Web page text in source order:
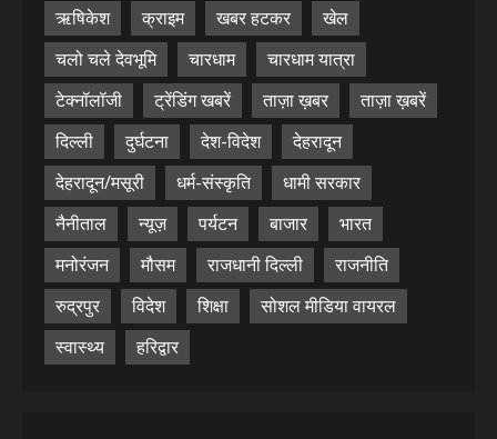
ऋषिकेश
क्राइम खबर हटकर
खेल
चलो चले देवभूमि
चारधाम
चारधाम यात्रा
टेक्नॉलॉजी
ट्रेंडिंग खबरें ताज़ा ख़बर
ताज़ा ख़बरें
दिल्ली
दुर्घटना देश-विदेश
देहरादून
देहरादून/मसूरी
धर्म-संस्कृति
धामी सरकार
नैनीताल
न्यूज़ पर्यटन बाजार
भारत
मनोरंजन
मौसम राजधानी दिल्ली
राजनीति
रुद्रपुर
विदेश शिक्षा
सोशल मीडिया वायरल
स्वास्थ्य
हरिद्वार